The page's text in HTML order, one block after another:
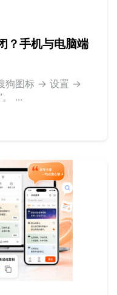
？手机与电脑端
狗图标 -> 设置 ->
...